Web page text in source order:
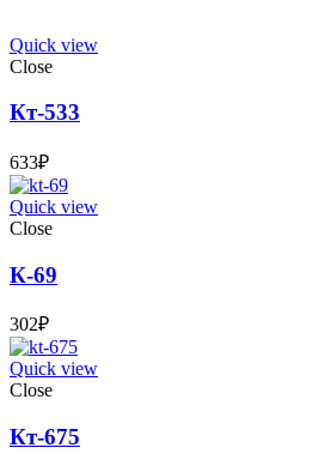
Quick view
Close
Кт-533
633₽
Quick view
Close
К-69
302₽
Quick view
Close
Кт-675